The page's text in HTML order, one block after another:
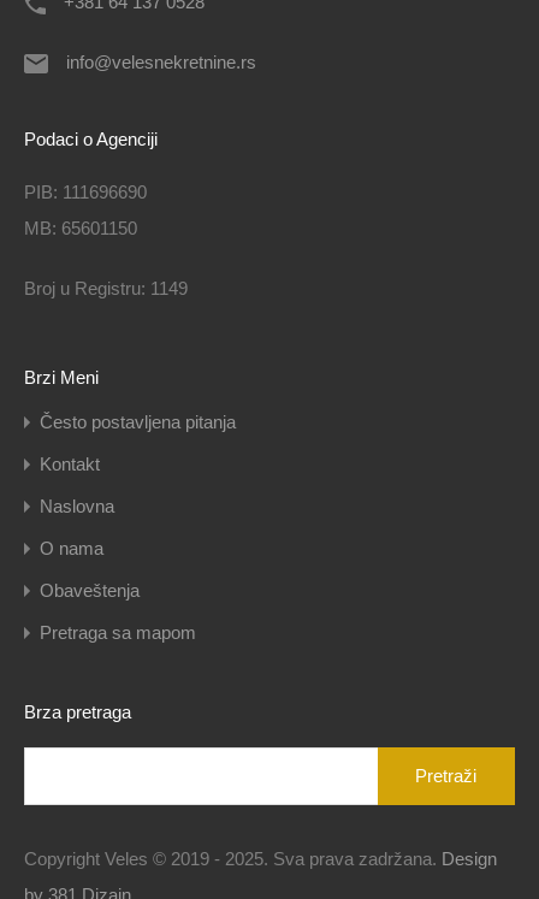
info@velesnekretnine.rs
Podaci o Agenciji
PIB: 111696690
MB: 65601150
Broj u Registru: 1149
Brzi Meni
Često postavljena pitanja
Kontakt
Naslovna
O nama
Obaveštenja
Pretraga sa mapom
Brza pretraga
Copyright Veles © 2019 - 2025. Sva prava zadržana. Design
by 381 Dizajn